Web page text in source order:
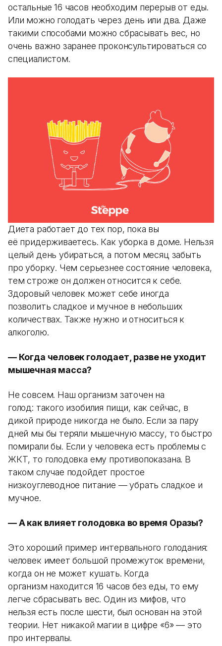
остальные 16 часов необходим перерыв от еды.
Или можно голодать через день или два. Даже
такими способами можно сбрасывать вес, но
очень важно заранее проконсультироваться со
специалистом.
Диета работает до тех пор, пока вы
её придерживаетесь. Как уборка в доме. Нельзя
целый день убираться, а потом месяц забыть
про уборку. Чем серьезнее состояние человека,
тем строже он должен относится к себе.
Здоровый человек может себе иногда
позволить сладкое и мучное в небольших
количествах. Также нужно и относиться к
алкоголю.
— Когда человек голодает, разве не уходит
мышечная масса?
Не совсем. Наш организм заточен на
голод: такого изобилия пищи, как сейчас, в
дикой природе никогда не было. Если за пару
дней мы бы теряли мышечную массу, то быстро
помирали бы. Если у человека есть проблемы с
ЖКТ, то голодовка ему противопоказана. В
таком случае подойдет простое
низкоуглеводное питание — убрать сладкое и
мучное.
— А как влияет голодовка во время Оразы?
Это хороший пример интервального голодания:
человек имеет большой промежуток времени,
когда он не может кушать. Когда
организм находится 16 часов без еды, то ему
легче сбрасывать вес. Один из мифов, что
нельзя есть после шести, был основан на этой
теории. Нет никакой магии в цифре «6» — это
про интервалы.